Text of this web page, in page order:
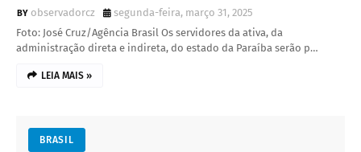
observadorcz
segunda-feira, março 31, 2025
Foto: José Cruz/Agência Brasil Os servidores da ativa, da
administração direta e indireta, do estado da Paraíba serão p…
LEIA MAIS »
BRASIL